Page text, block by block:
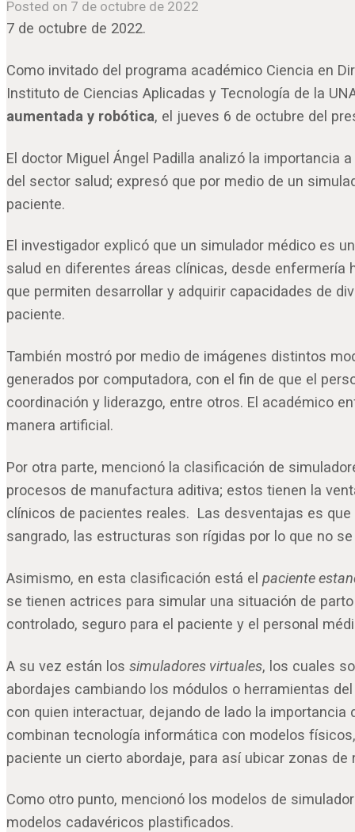
Posted on 7 de octubre de 2022
7 de octubre de 2022.
Como invitado del programa académico Ciencia en
Instituto de Ciencias Aplicadas y Tecnología de la
aumentada y robótica, el jueves 6 de octubre del
El doctor Miguel Ángel Padilla analizó la importancia
del sector salud; expresó que por medio de un
paciente.
El investigador explicó que un simulador médico es
salud en diferentes áreas clínicas, desde
que permiten desarrollar y adquirir capacidades de
paciente.
También mostró por medio de imágenes distintos
generados por computadora, con el fin de que el
coordinación y liderazgo, entre otros. El académico
manera artificial.
Por otra parte, mencionó la clasificación de
procesos de manufactura aditiva; estos tienen la
clínicos de pacientes reales. Las desventajas es
sangrado, las estructuras son rígidas por lo que no
Asimismo, en esta clasificación está el paciente
se tienen actrices para simular una situación de
controlado, seguro para el paciente y el personal
A su vez están los simuladores virtuales, los cuales
abordajes cambiando los módulos o herramientas
con quien interactuar, dejando de lado la
combinan tecnología informática con modelos
paciente un cierto abordaje, para así ubicar zonas
Como otro punto, mencionó los modelos de
modelos cadavéricos plastificados.